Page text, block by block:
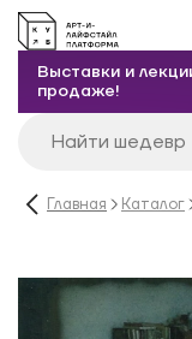
Выставки и
продаже!
Главная Каталог